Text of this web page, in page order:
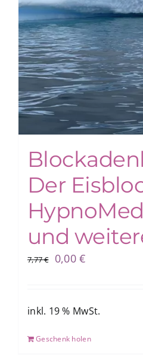
Der
und
7,77€
Ursprünglicher
7,77 €
0,00€Aktueller
0,00 €.
inkl. 19 % MwSt.
Geschenk holen